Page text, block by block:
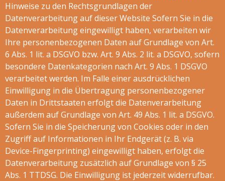
Hinweise zu den Rechtsgrundlagen der
Datenverarbeitung auf dieser Website Sofern Sie in die
Datenverarbeitung eingewilligt haben, verarbeiten wir
Ihre personenbezogenen Daten auf Grundlage von Art.
6 Abs. 1 lit. a DSGVO bzw. Art. 9 Abs. 2 lit. a DSGVO, sofern
besondere Datenkategorien nach Art. 9 Abs. 1 DSGVO
verarbeitet werden. Im Falle einer ausdrücklichen
Einwilligung in die Übertragung personenbezogener
Daten in Drittstaaten erfolgt die Datenverarbeitung
außerdem auf Grundlage von Art. 49 Abs. 1 lit. a DSGVO.
Sofern Sie in die Speicherung von Cookies oder in den
Zugriff auf Informationen in Ihr Endgerät (z. B. via
Device-Fingerprinting) eingewilligt haben, erfolgt die
Datenverarbeitung zusätzlich auf Grundlage von § 25
Abs. 1 TTDSG. Die Einwilligung ist jederzeit widerrufbar.